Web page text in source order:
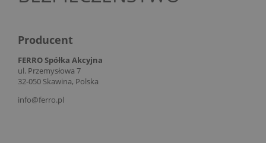
Producent
FERRO Spółka Akcyjna
ul. Przemysłowa 7
32-050 Skawina, Polska
info@ferro.pl